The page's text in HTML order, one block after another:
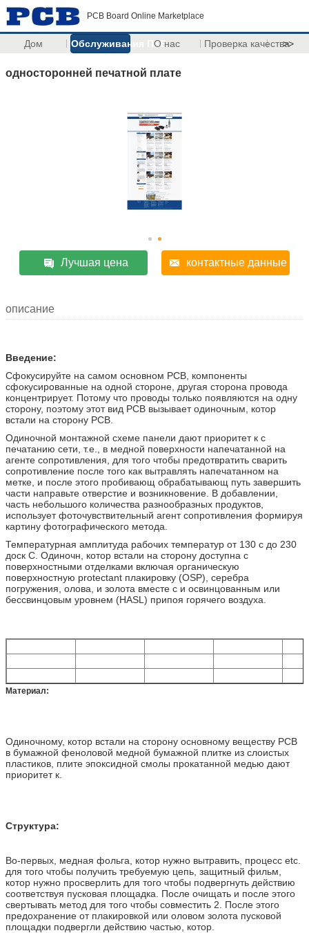
PCB Board Online Marketplace
Дом Обслуживания ПКБО нас Проверка качества>>
односторонней печатной плате
Лучшая цена контактные данные
описание
Введение:
Сфокусируйте на самом основном PCB, компоненты
сфокусированные на одной стороне, другая сторона провода
концентрирует. Потому что проводы только появляются на одну
сторону, поэтому этот вид PCB вызывает одиночным, котор
встали на сторону PCB.
Одиночной монтажной схеме панели дают приоритет к с
печатанию сети, т.е., в медной поверхности напечатанной на
агенте сопротивления, для того чтобы предотвратить сварить
сопротивление после того как вытравлять напечатанном на
метке, и после этого пробивающ обрабатывающ путь завершить
части направьте отверстие и возникновение. В добавлении,
часть небольшого количества разнообразных продуктов,
использует фоточувствительный агент сопротивления формируя
картину фотографического метода.
Температурная амплитуда рабочих температур от 130 c до 230
доск C. Одиночн, котор встали на сторону доступна с
поверхностными отделками включая органическую
поверхностную protectant плакировку (OSP), серебра
погружения, олова, и золота вместе с и освинцованным или
бессвинцовым уровнем (HASL) припоя горячего воздуха.
Материал:
Одиночному, котор встали на сторону основному веществу PCB
в бумажной феноловой медной бумажной плитке из слоистых
пластиков, плите эпоксидной смолы прокатанной медью дают
приоритет к.
Структура:
Во-первых, медная фольга, котор нужно вытравить, процесс etc.
для того чтобы получить требуемую цепь, защитный фильм,
котор нужно просверлить для того чтобы подвергнуть действию
соответствуя пусковая площадка. После очищать и после этого
свертывать метод для того чтобы совместить 2. После этого
предохранение от плакировкой или оловом золота пусковой
площадки подвергли действию частью, котор.